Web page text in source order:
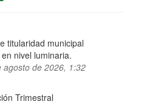
titularidad municipal
nivel luminaria.
agosto de 2026, 1:32
Trimestral